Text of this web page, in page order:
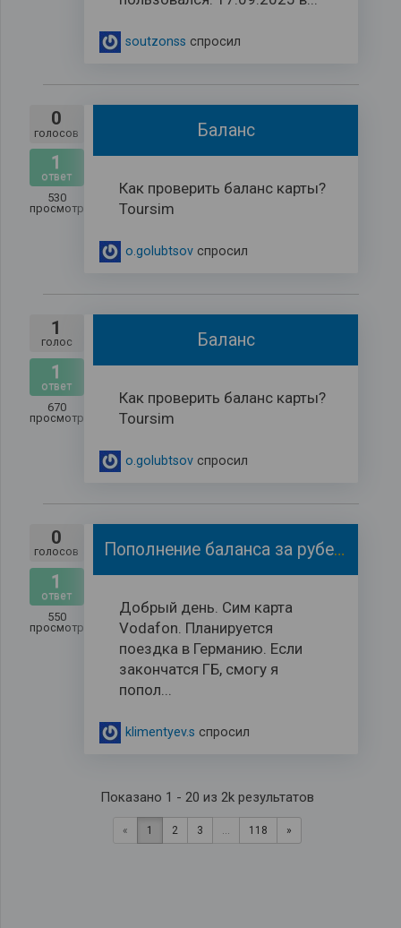
soutzonss спросил
0
голосов
1
ответ
530
просмотров
Баланс
Как проверить баланс карты?
Toursim
o.golubtsovспросил
1
голос
1
ответ
670
просмотров
Баланс
Как проверить баланс карты?
Toursim
o.golubtsovспросил
0
голосов
1
ответ
550
просмотров
Пополнение баланса за рубежом.
Добрый день. Сим карта
Vodafon. Планируется
поездка в Германию. Если
закончатся ГБ, смогу я
попол...
klimentyev.s спросил
Показано 1 - 20 из 2k результатов
« 1 2 3 ... 118 »